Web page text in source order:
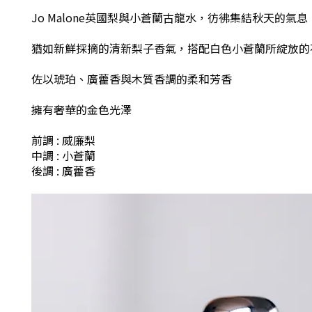
Jo Malone英國梨與小蒼蘭古龍水 ， 彷彿集結秋天的氣息
猶如新鮮採摘的清新梨子香氣，搭配白色小蒼蘭所綻放
佐以琥珀、廣藿香與木質香調的柔和芳香
擁有奢華的金色光澤
前調 : 威廉梨
中調 : ​​小蒼蘭
後調 : 廣藿香